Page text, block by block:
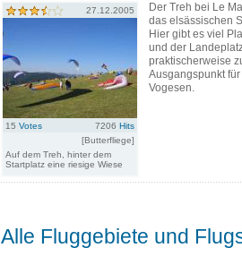
27.12.2005
15 Votes 7206 Hits
[Butterfliege]
Auf dem Treh, hinter dem
Startplatz eine riesige Wiese
Der Treh bei Le
das elsässischen
Hier gibt es viel
und der
praktischerweise
Ausgangspunkt
Vogesen.
Alle Fluggebiete und